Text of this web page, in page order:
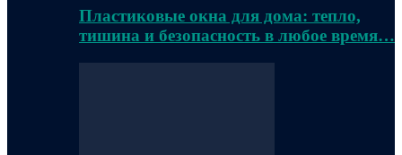
Пластиковые окна для дома: тепло,
тишина и безопасность в любое время…